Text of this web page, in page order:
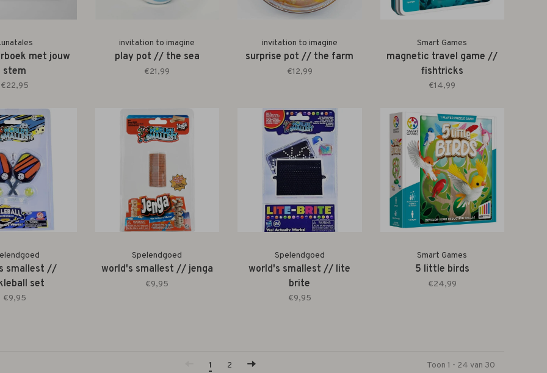
met jouw
stem
€22,95
invitation to imagine
play pot // the sea
€21,99
invitation to imagine
surprise pot // the farm
€12,99
Smart Games
magnetic travel game //
fishtricks
€14,99
smallest //
set
€9,95
Spelendgoed
world's smallest // jenga
€9,95
Spelendgoed
world's smallest // lite
brite
€9,95
Smart Games
5 little birds
€24,99
1 2 Toon 1 - 24 van 30